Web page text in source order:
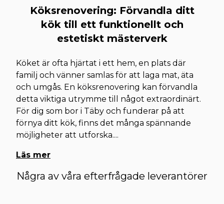
Köksrenovering: Förvandla ditt
kök till ett funktionellt och
estetiskt mästerverk
Köket är ofta hjärtat i ett hem, en plats där
familj och vänner samlas för att laga mat, äta
och umgås. En köksrenovering kan förvandla
detta viktiga utrymme till något extraordinärt.
För dig som bor i Täby och funderar på att
förnya ditt kök, finns det många spännande
möjligheter att utforska....
Läs mer
Några av våra efterfrågade leverantörer